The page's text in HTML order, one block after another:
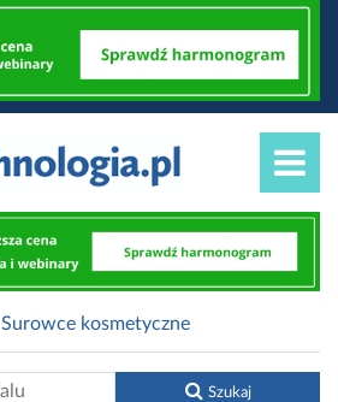
Surowce kosmetyczne
Szukaj